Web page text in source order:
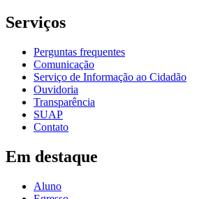
Serviços
Perguntas frequentes
Comunicação
Serviço de Informação ao Cidadão
Ouvidoria
Transparência
SUAP
Contato
Em destaque
Aluno